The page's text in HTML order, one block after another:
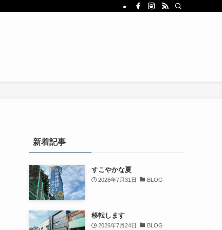
新着記事
すこやかな夏
2026年7月31日 BLOG
移転します
2026年7月24日 BLOG